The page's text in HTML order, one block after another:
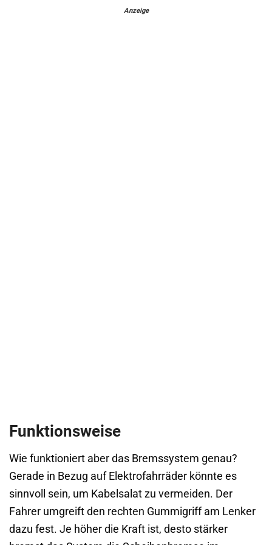
Anzeige
Funktionsweise
Wie funktioniert aber das Bremssystem genau?
Gerade in Bezug auf Elektrofahrräder könnte es
sinnvoll sein, um Kabelsalat zu vermeiden. Der
Fahrer umgreift den rechten Gummigriff am Lenker
dazu fest. Je höher die Kraft ist, desto stärker